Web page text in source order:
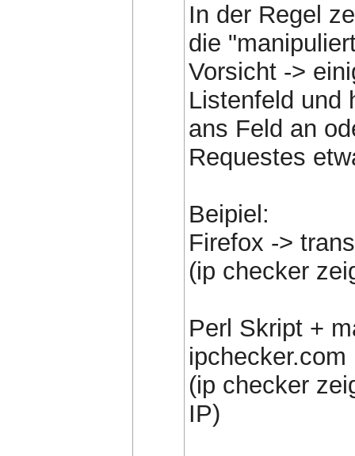
In der Regel
die
Vorsicht ->
Listenfeld und
ans Feld an
Requestes
Beipiel:
Firefox ->
(ip checker
Perl Skript +
ipchecker.com
(ip checker
IP)